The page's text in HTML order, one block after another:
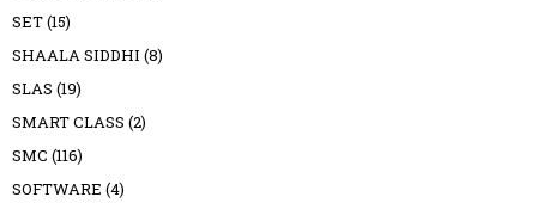
SET(15)
SHAALA SIDDHI (8)
SLAS (19)
SMART CLASS (2)
SMC (116)
SOFTWARE (4)